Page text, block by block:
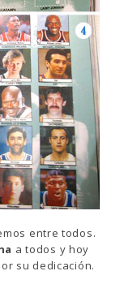
entre todos.
a todos y hoy
su dedicación.